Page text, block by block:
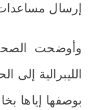
إرسال
وأوضحت
الليبرالية إلى
بوصفها إياها